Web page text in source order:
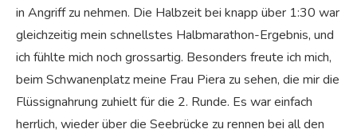
in Angriff zu nehmen. Die Halbzeit bei knapp über 1:30 war
gleichzeitig mein schnellstes Halbmarathon-Ergebnis, und
ich fühlte mich noch grossartig. Besonders freute ich mich,
beim Schwanenplatz meine Frau Piera zu sehen, die mir die
Flüssignahrung zuhielt für die 2. Runde. Es war einfach
herrlich, wieder über die Seebrücke zu rennen bei all den